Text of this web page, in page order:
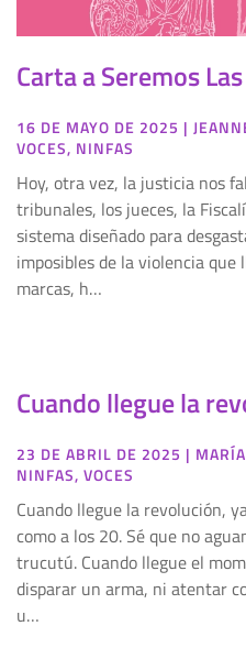
Carta a Seremos
16 DE MAYO DE 2025 |
VOCES, NINFAS
Hoy, otra vez, la justicia nos
tribunales, los jueces, la
sistema diseñado para
imposibles de la violencia que
marcas, h…
Cuando llegue la
23 DE ABRIL DE 2025 |
NINFAS, VOCES
Cuando llegue la revolución,
como a los 20. Sé que no
trucutú. Cuando llegue el
disparar un arma, ni atentar
u…